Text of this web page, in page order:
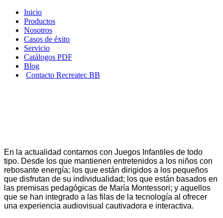
Inicio
Productos
Nosotros
Casos de éxito
Servicio
Catálogos PDF
Blog
Contacto Recreatec BB
En la actualidad contamos con Juegos Infantiles de todo
tipo. Desde los que mantienen entretenidos a los niños con
rebosante energía; los que están dirigidos a los pequeños
que disfrutan de su individualidad; los que están basados en
las premisas pedagógicas de María Montessori; y aquellos
que se han integrado a las filas de la tecnología al ofrecer
una experiencia audiovisual cautivadora e interactiva.